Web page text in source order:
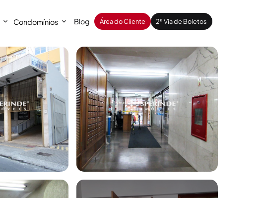
Condomínios Blog Área do Cliente 2ª Via de Boletos